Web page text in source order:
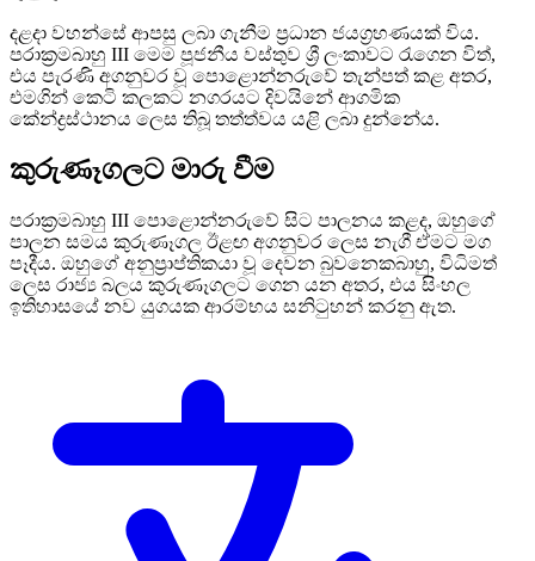
දළදා වහන්සේ ආපසු ලබා ගැනීම ප්‍රධාන ජයග්‍රහණයක් විය.
පරාක්‍රමබාහු III මෙම පූජනීය වස්තුව ශ්‍රී ලංකාවට රැගෙන විත්,
එය පැරණි අගනුවර වූ පොළොන්නරුවේ තැන්පත් කළ අතර,
එමගින් කෙටි කලකට නගරයට දිවයිනේ ආගමික
කේන්ද්‍රස්ථානය ලෙස තිබූ තත්ත්වය යළි ලබා දුන්නේය.
කුරුණෑගලට මාරු වීම
පරාක්‍රමබාහු III පොළොන්නරුවේ සිට පාලනය කළද, ඔහුගේ
පාලන සමය කුරුණෑගල ඊළඟ අගනුවර ලෙස නැගී ඒමට මග
පෑදීය. ඔහුගේ අනුප්‍රාප්තිකයා වූ දෙවන බුවනෙකබාහු, විධිමත්
ලෙස රාජ්‍ය බලය කුරුණෑගලට ගෙන යන අතර, එය සිංහල
ඉතිහාසයේ නව යුගයක ආරම්භය සනිටුහන් කරනු ඇත.